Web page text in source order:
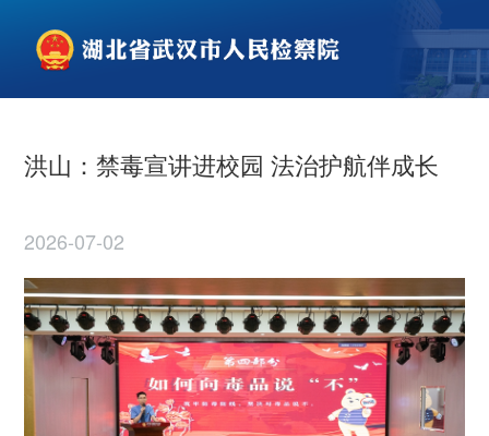
洪山：禁毒宣讲进校园 法治护航伴成长
2026-07-02